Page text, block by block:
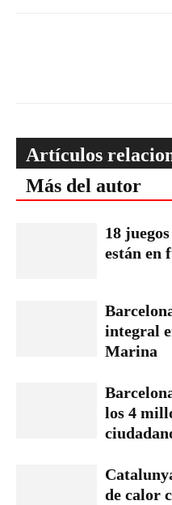
Artículos
Más del autor
18
están en
integral
Marina
los 4
de calor